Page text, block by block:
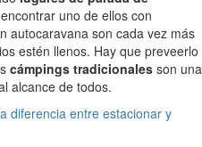
uno de ellos con
autocaravana son cada vez más
estén llenos. Hay que preveerlo
cámpings tradicionales son una
alcance de todos.
diferencia entre estacionar y